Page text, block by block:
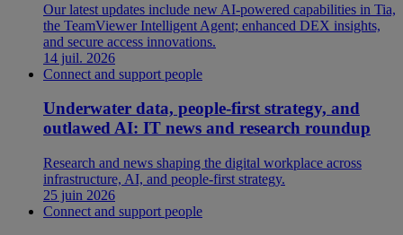
Our latest updates include new AI-powered capabilities in Tia,
the TeamViewer Intelligent Agent; enhanced DEX insights,
and secure access innovations.
14 juil. 2026
Connect and support people
Underwater data, people-first strategy, and
outlawed AI: IT news and research roundup
Research and news shaping the digital workplace across
infrastructure, AI, and people-first strategy.
25 juin 2026
Connect and support people